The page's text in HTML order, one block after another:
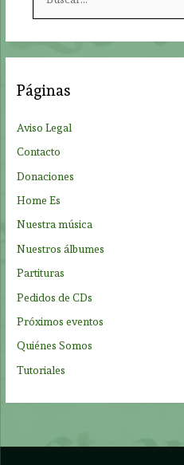
c
r
:
Páginas
Aviso Legal
Contacto
Donaciones
Home Es
Nuestra música
Nuestros álbumes
Partituras
Pedidos de CDs
Próximos eventos
Quiénes Somos
Tutoriales